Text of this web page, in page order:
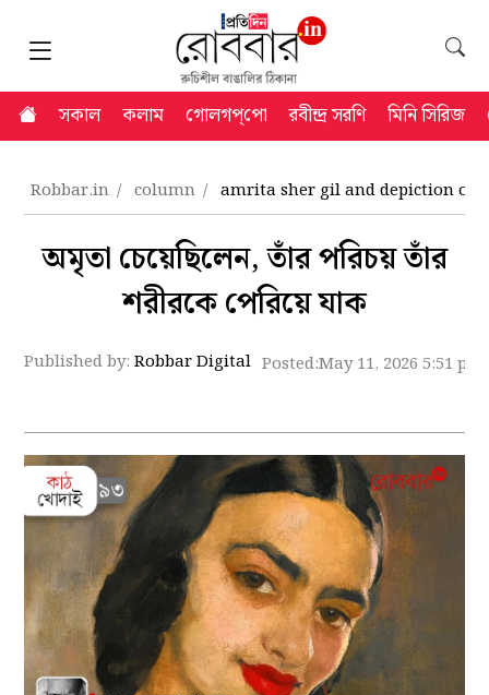
সকাল কলাম গোলগপ্‌পো রবীন্দ্র সরণি মিনি সিরিজ
Robbar.in column amrita sher gil and depiction of
অমৃতা চেয়েছিলেন, তাঁর পরিচয় তাঁর
শরীরকে পেরিয়ে যাক
Published by:Robbar Digital Posted:May 11, 2026 5:51 pm